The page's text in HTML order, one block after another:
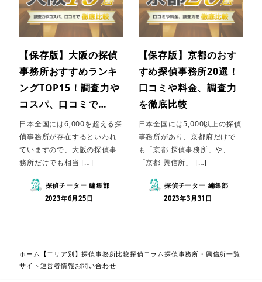
【保存版】大阪の探偵
事務所おすすめランキ
ングTOP15！調査力や
コスパ、口コミで…
日本全国には6,000を超える探
偵事務所が存在するといわれ
ていますので、大阪の探偵事
務所だけでも相当 […]
探偵チーター 編集部
2023年6月25日
【保存版】京都のおす
すめ探偵事務所20選！
口コミや料金、調査力
を徹底比較
日本全国には5,000以上の探偵
事務所があり、京都府だけで
も「京都 探偵事務所」や、
「京都 興信所」 […]
探偵チーター 編集部
2023年3月31日
ホーム 【エリア別】探偵事務所比較探偵コラム探偵事務所・興信所一覧
サイト運営者情報 お問い合わせ